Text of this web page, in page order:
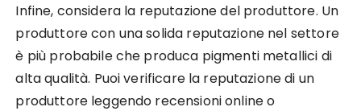
Infine, considera la reputazione del produttore. Un
produttore con una solida reputazione nel settore
è più probabile che produca pigmenti metallici di
alta qualità. Puoi verificare la reputazione di un
produttore leggendo recensioni online o